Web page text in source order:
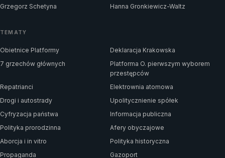
Grzegorz Schetyna
Hanna Gronkiewicz-Waltz
TEMATY
Obietnice Platformy
Deklaracja Krakowska
7 grzechów głównych
Platforma O. pierwszym wyborem
przestępców
Repatrianci
Elektrownia atomowa
Drogi i autostrady
Upolitycznienie spółek
Cyfryzacja państwa
Informacja publiczna
Polityka prorodzinna
Afery obyczajowe
Aborcja i in vitro
Polityka historyczna
Propaganda
Gazoport